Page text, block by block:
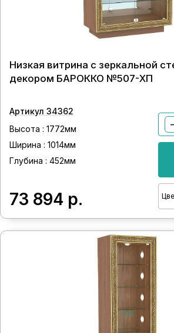
Низкая витрина с зеркальной
декором БАРОККО №507-ХП
Артикул 34362
Высота : 1772мм
Ширина : 1014мм
Глубина : 452мм
73 894 р.